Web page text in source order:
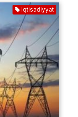
İqtisadiyyat